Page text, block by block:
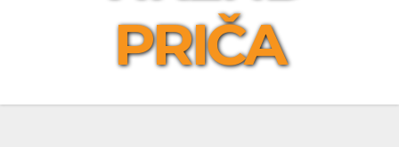
PRIČA